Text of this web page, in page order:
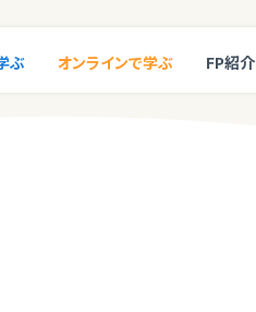
ぶ オンラインで学ぶ FP紹介